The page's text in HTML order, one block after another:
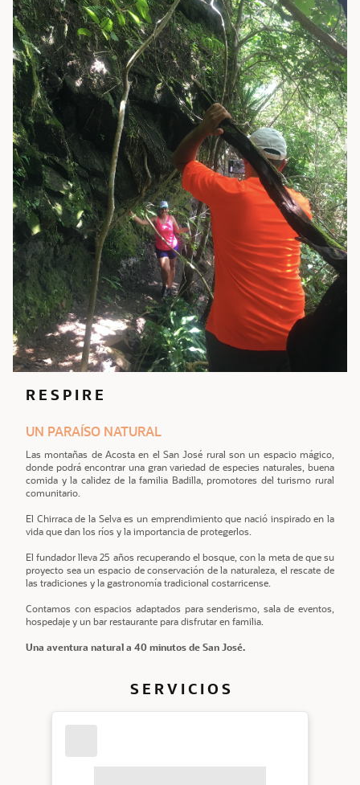
R E S P I R E
UN PARAÍSO NATURAL
Las montañas de Acosta en el San José rural son un espacio mágico,
donde podrá encontrar una gran variedad de especies naturales, buena
comida y la calidez de la familia Badilla, promotores del turismo rural
comunitario.
El Chirraca de la Selva es un emprendimiento que nació inspirado en la
vida que dan los ríos y la importancia de protegerlos.
El fundador lleva 25 años recuperando el bosque, con la meta de que su
proyecto sea un espacio de conservación de la naturaleza, el rescate de
las tradiciones y la gastronomía tradicional costarricense.
Contamos con espacios adaptados para senderismo, sala de eventos,
hospedaje y un bar restaurante para disfrutar en familia.
Una aventura natural a 40 minutos de San José.
S E R V I C I O S